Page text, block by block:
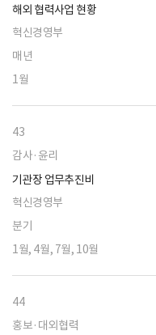
해외 협력사업 현황
혁신경영부
매년
1월
43
감사·윤리
기관장 업무추진비
혁신경영부
분기
1월, 4월, 7월, 10월
44
홍보·대외협력